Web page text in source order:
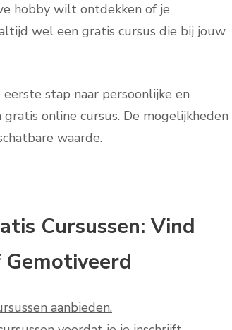
hobby wilt ontdekken of je
wel een gratis cursus die bij jouw
stap naar persoonlijke en
online cursus. De mogelijkheden
waarde.
Cursussen: Vind
aanbieden.